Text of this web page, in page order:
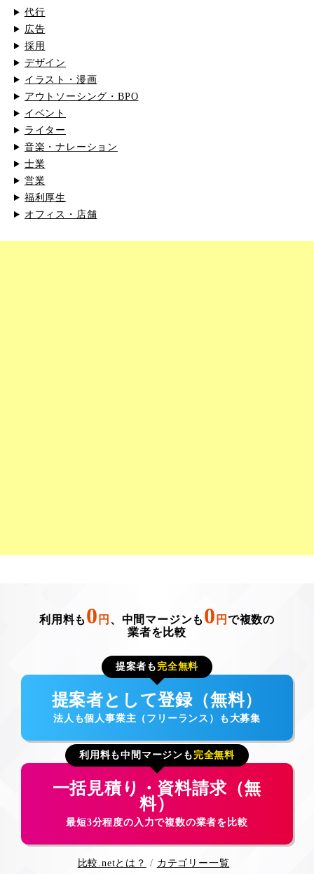
代行
広告
採用
デザイン
イラスト・漫画
アウトソーシング・BPO
イベント
ライター
音楽・ナレーション
士業
営業
福利厚生
オフィス・店舗
利用料も 0 円 、中間マージンも 0 円 で複数の
業者を比較
提案者も 完全無料
提案者として登録（無料）
法人も個人事業主（フリーランス）も大募集
利用料も中間マージンも 完全無料
一括見積り・資料請求（無
料）
最短3分程度の入力で複数の業者を比較
比較.netとは？ カテゴリー一覧